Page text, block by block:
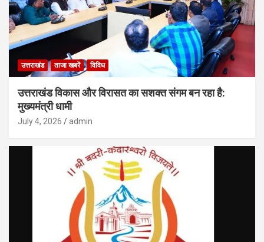
उत्तराखंड ताजा खबरें विविध
उत्तराखंड विकास और विरासत का सशक्त संगम बन रहा है:
मुख्यमंत्री धामी
July 4, 2026 admin